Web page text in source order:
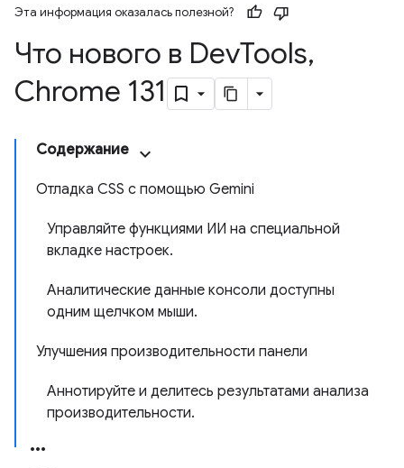
Эта информация оказалась полезной?
Что нового в DevTools,
Chrome 131
Содержание
Отладка CSS с помощью Gemini
Управляйте функциями ИИ на специальной
вкладке настроек.
Аналитические данные консоли доступны
одним щелчком мыши.
Улучшения производительности панели
Аннотируйте и делитесь результатами анализа
производительности.